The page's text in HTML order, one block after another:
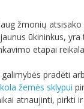
žmonių
ūkininkus,
etapai
pradėti
žemės sklypui
atnaujinti, pirkti ir